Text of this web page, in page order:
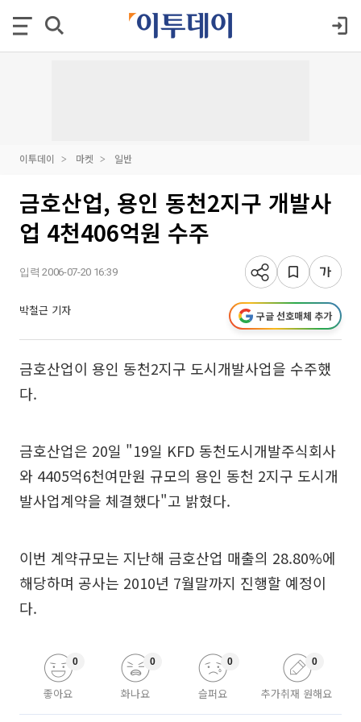
이투데이 마켓 일반
금호산업, 용인 동천2지구 개발사
업 4천406억원 수주
입력 2006-07-20 16:39
박철근 기자 구글 선호매체 추가
금호산업이 용인 동천2지구 도시개발사업을 수주했
다.
금호산업은 20일 "19일 KFD 동천도시개발주식회사
와 4405억6천여만원 규모의 용인 동천 2지구 도시개
발사업계약을 체결했다"고 밝혔다.
이번 계약규모는 지난해 금호산업 매출의 28.80%에
해당하며 공사는 2010년 7월말까지 진행할 예정이
다.
좋아요
0
화나요
0
슬퍼요
0
추가취재 원해요
0